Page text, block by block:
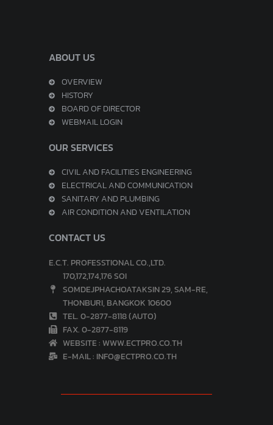
ABOUT US
OVERVIEW
HISTORY
BOARD OF DIRECTOR
WEBMAIL LOGIN
OUR SERVICES
CIVIL AND FACILITIES ENGINEERING
ELECTRICAL AND COMMUNICATION
SANITARY AND PLUMBING
AIR CONDITION AND VENTILATION
CONTACT US
E.C.T. PROFESSTIONAL CO.,LTD.
170,172,174,176 SOI
SOMDEJPHACHOATAKSIN 29, SAM-RE,
THONBURI, BANGKOK 10600
TEL. 0-2877-8118 (AUTO)
FAX. 0-2877-8119
WEBSITE : WWW.ECTPRO.CO.TH
E-MAIL : INFO@ECTPRO.CO.TH